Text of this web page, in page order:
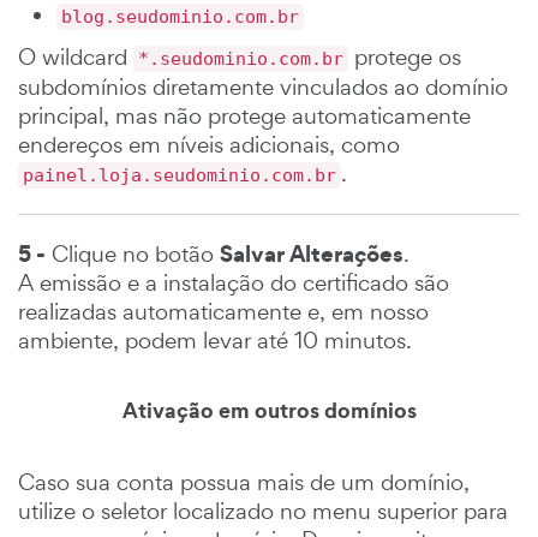
blog.seudominio.com.br
O wildcard *.seudominio.com.br protege os
subdomínios diretamente vinculados ao domínio
principal, mas não protege automaticamente
endereços em níveis adicionais, como
painel.loja.seudominio.com.br .
5 - Clique no botão Salvar Alterações.
A emissão e a instalação do certificado são
realizadas automaticamente e, em nosso
ambiente, podem levar até 10 minutos.
Ativação em outros domínios
Caso sua conta possua mais de um domínio,
utilize o seletor localizado no menu superior para